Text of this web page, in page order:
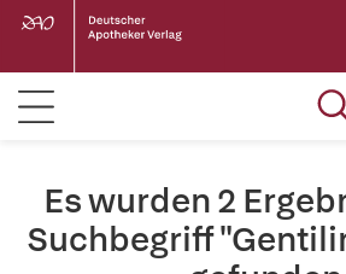
Es wurden 2
Suchbegriff